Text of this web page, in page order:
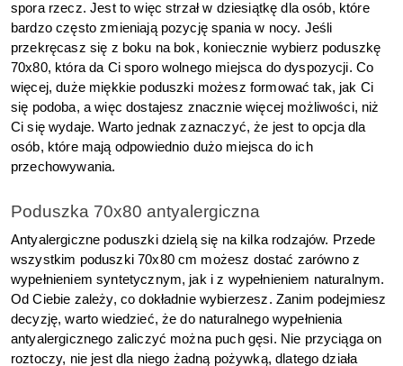
spora rzecz. Jest to więc strzał w dziesiątkę dla osób, które
bardzo często zmieniają pozycję spania w nocy. Jeśli
przekręcasz się z boku na bok, koniecznie wybierz poduszkę
70x80, która da Ci sporo wolnego miejsca do dyspozycji. Co
więcej, duże miękkie poduszki możesz formować tak, jak Ci
się podoba, a więc dostajesz znacznie więcej możliwości, niż
Ci się wydaje. Warto jednak zaznaczyć, że jest to opcja dla
osób, które mają odpowiednio dużo miejsca do ich
przechowywania.
Poduszka 70x80 antyalergiczna
Antyalergiczne poduszki dzielą się na kilka rodzajów. Przede
wszystkim poduszki 70x80 cm możesz dostać zarówno z
wypełnieniem syntetycznym, jak i z wypełnieniem naturalnym.
Od Ciebie zależy, co dokładnie wybierzesz. Zanim podejmiesz
decyzję, warto wiedzieć, że do naturalnego wypełnienia
antyalergicznego zaliczyć można puch gęsi. Nie przyciąga on
roztoczy, nie jest dla niego żadną pożywką, dlatego działa